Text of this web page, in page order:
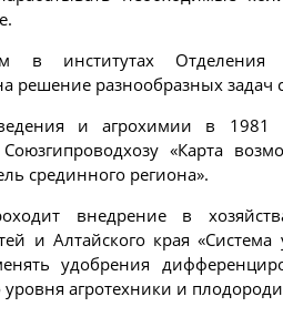
в институтах Отделения
решение разнообразных задач
и агрохимии в 1981
«Карта
срединного региона».
внедрение в
и Алтайского края
удобрения
уровня агротехники и